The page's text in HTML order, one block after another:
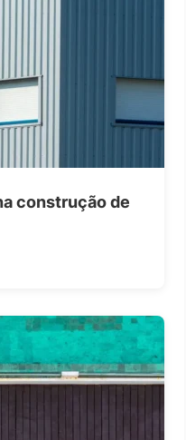
construção de